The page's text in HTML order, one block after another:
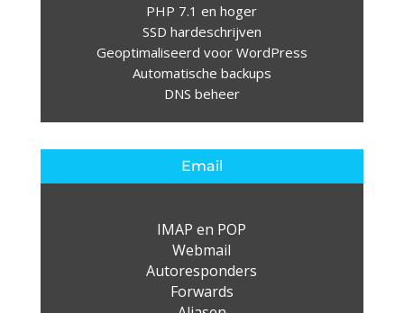
PHP 7.1 en hoger
SSD hardeschrijven
Geoptimaliseerd voor WordPress
Automatische backups
DNS beheer
Email
IMAP en POP
Webmail
Autoresponders
Forwards